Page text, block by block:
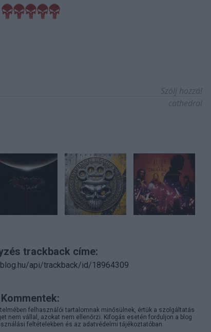
Szólj hozzá!
cathedral
trackback címe:
api/trackback/id/18964309
Kommentek:
felhasználói tartalomnak minősülnek, értük a szolgáltatás
nem vállal, azokat nem ellenőrzi. Kifogás esetén forduljon a blog
feltételekben és az adatvédelmi tájékoztatóban